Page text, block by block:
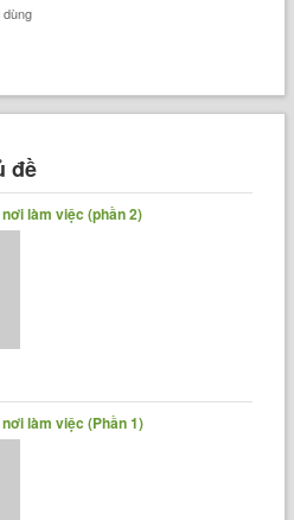
dùng
đề
làm việc (phần 2)
làm việc (Phần 1)